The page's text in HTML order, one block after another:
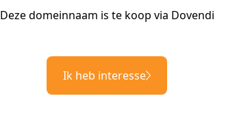
Deze domeinnaam is te koop via Dovendi
Ik heb interesse